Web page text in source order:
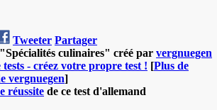
Tweeter Partager
culinaires" créé par vergnuegen
- créez votre propre test ! [Plus de
vergnuegen]
réussite de ce test d'allemand